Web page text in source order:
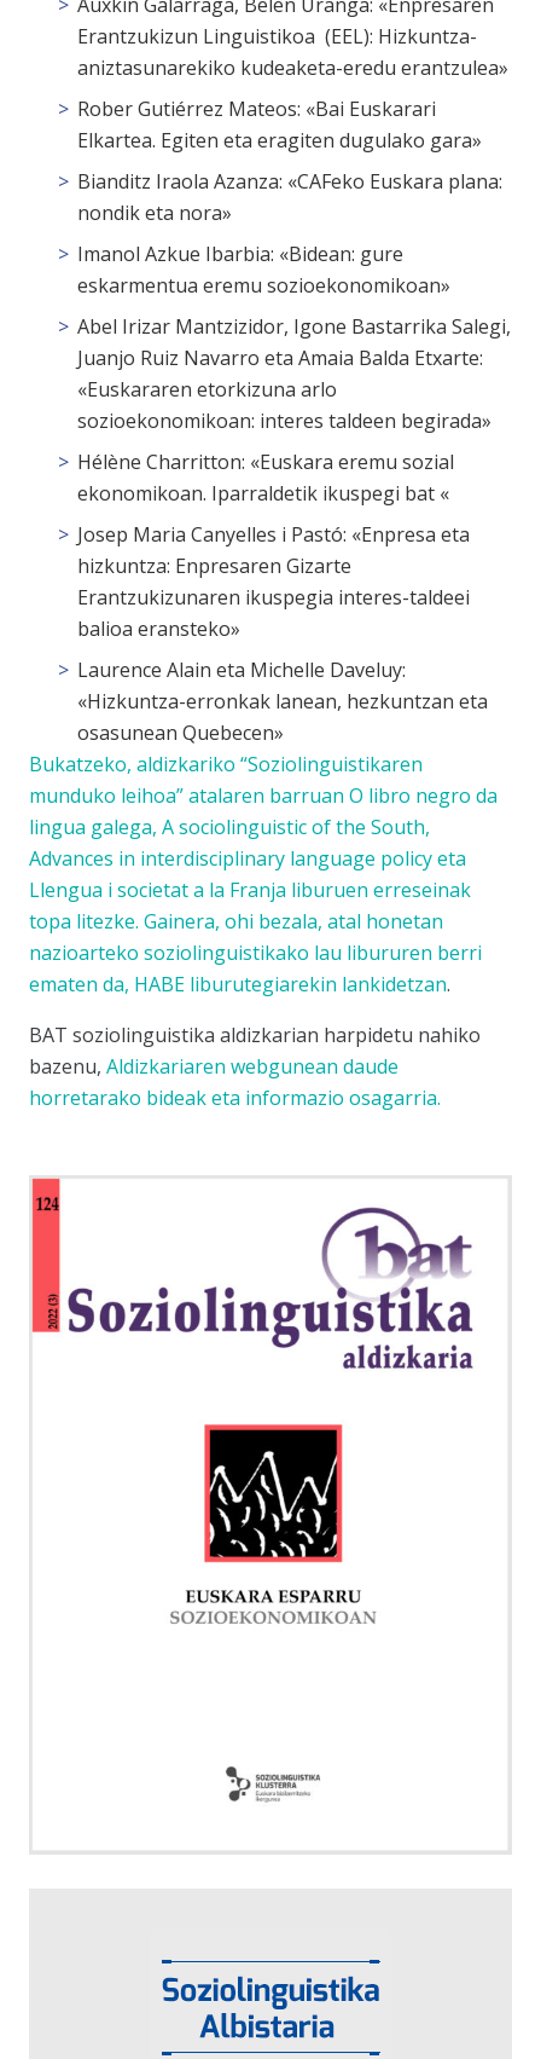
Erantzukizun Linguistikoa (EEL): Hizkuntza-
aniztasunarekiko kudeaketa-eredu erantzulea»
Rober Gutiérrez Mateos: «Bai Euskarari
Elkartea. Egiten eta eragiten dugulako gara»
Bianditz Iraola Azanza: «CAFeko Euskara plana:
nondik eta nora»
Imanol Azkue Ibarbia: «Bidean: gure
eskarmentua eremu sozioekonomikoan»
Abel Irizar Mantzizidor, Igone Bastarrika Salegi,
Juanjo Ruiz Navarro eta Amaia Balda Etxarte:
«Euskararen etorkizuna arlo
sozioekonomikoan: interes taldeen begirada»
Hélène Charritton: «Euskara eremu sozial
ekonomikoan. Iparraldetik ikuspegi bat «
Josep Maria Canyelles i Pastó: «Enpresa eta
hizkuntza: Enpresaren Gizarte
Erantzukizunaren ikuspegia interes-taldeei
balioa eransteko»
Laurence Alain eta Michelle Daveluy:
«Hizkuntza-erronkak lanean, hezkuntzan eta
osasunean Quebecen»
Bukatzeko, aldizkariko “Soziolinguistikaren
munduko leihoa” atalaren barruan O libro negro da
lingua galega, A sociolinguistic of the South,
Advances in interdisciplinary language policyeta
Llengua i societat a la Franja liburuen erreseinak
topa litezke. Gainera, ohi bezala, atal honetan
nazioarteko soziolinguistikako lau libururen berri
ematen da, HABE liburutegiarekin lankidetzan.
BAT soziolinguistika aldizkarian harpidetu nahiko
bazenu, Aldizkariaren webgunean daude
horretarako bideak eta informazio osagarria.